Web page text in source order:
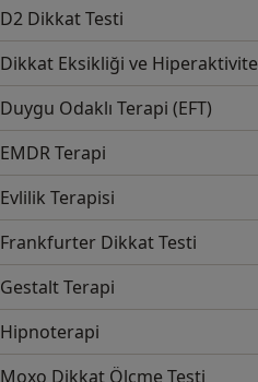
D2 Dikkat Testi
Dikkat Eksikliği ve Hiperaktivite
Duygu Odaklı Terapi (EFT)
EMDR Terapi
Evlilik Terapisi
Frankfurter Dikkat Testi
Gestalt Terapi
Hipnoterapi
Moxo Dikkat Ölçme Testi